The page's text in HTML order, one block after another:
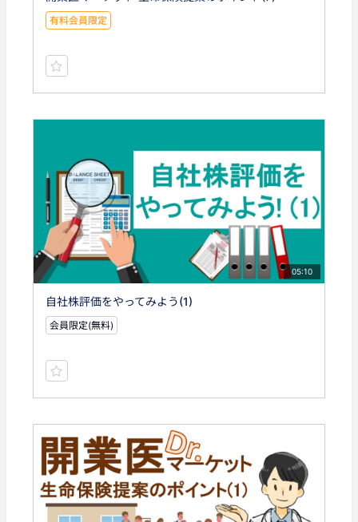
有料会員限定
05:10
自社株評価をやってみよう(1)
会員限定(無料)